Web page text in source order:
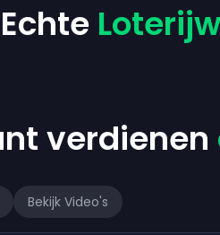
verdienen
Bekijk Video's